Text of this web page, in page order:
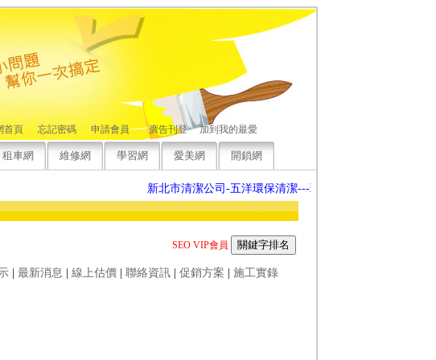
首頁 忘記密碼 申請會員 廣告刊登 加到我的最愛
租車網 維修網 學習網 愛美網 開鎖網
新北市清潔公司-五洋環保清潔---環境清新的耕耘者 080000
SEO VIP會員
| 最新消息 線上估價 聯絡資訊| 促銷方案 施工實錄